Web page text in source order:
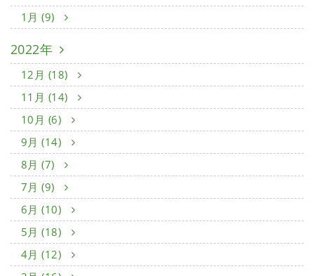
1月 (9)
2022年
12月 (18)
11月 (14)
10月 (6)
9月 (14)
8月 (7)
7月 (9)
6月 (10)
5月 (18)
4月 (12)